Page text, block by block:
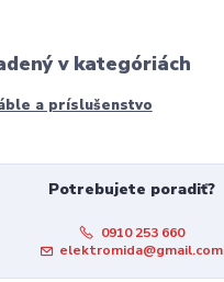
v kategóriách
a príslušenstvo
Potrebujete poradiť?
0910 253 660
elektromida@gmail.com